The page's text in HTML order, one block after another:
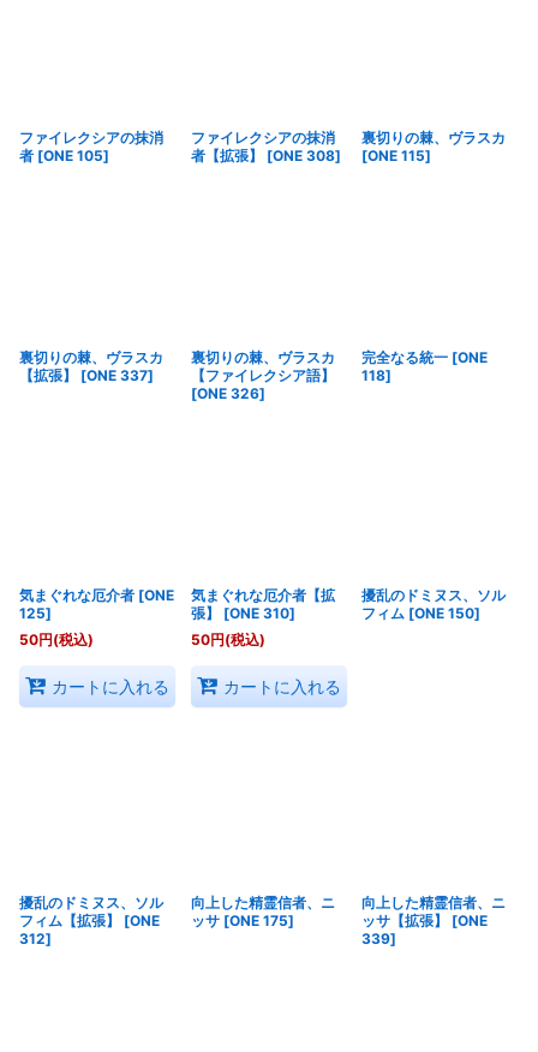
ファイレクシアの抹消
者 [ONE 105]
ファイレクシアの抹消
者【拡張】
[ONE 308]
裏切りの棘、ヴラスカ
[ONE 115]
裏切りの棘、ヴラスカ
【拡張】
[ONE 337]
裏切りの棘、ヴラスカ
【ファイレクシア語】
[ONE 326]
完全なる統一 [ONE
118]
気まぐれな厄介者 [ONE
125]
50円(税込)
カートに入れる
気まぐれな厄介者【拡
張】
[ONE 310]
50円(税込)
カートに入れる
擾乱のドミヌス、ソル
フィム [ONE 150]
擾乱のドミヌス、ソル
フィム【拡張】
[ONE
312]
向上した精霊信者、ニ
ッサ [ONE 175]
向上した精霊信者、ニ
ッサ【拡張】
[ONE
339]